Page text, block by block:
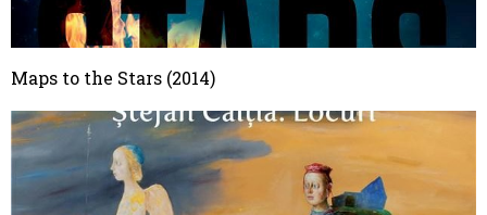
Maps to the Stars (2014)